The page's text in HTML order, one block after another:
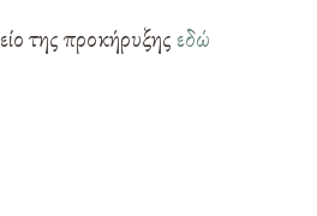
της προκήρυξης εδώ